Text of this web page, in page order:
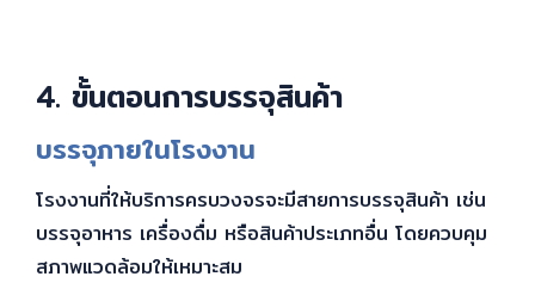
4. ขั้นตอนการบรรจุสินค้า
บรรจุภายในโรงงาน
โรงงานที่ให้บริการครบวงจรจะมีสายการบรรจุสินค้า เช่น
บรรจุอาหาร เครื่องดื่ม หรือสินค้าประเภทอื่น โดยควบคุม
สภาพแวดล้อมให้เหมาะสม